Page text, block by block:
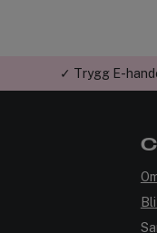
✓ Trygg E-